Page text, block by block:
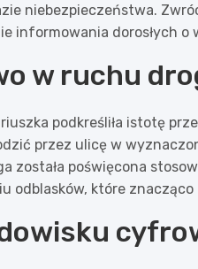
niebezpieczeństwa.
informowania dorosłych
w ruchu
podkreśliła istotę
przez ulicę w
została poświęcona
odblasków, które